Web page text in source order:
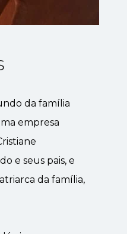
da família
empresa
e seus pais, e
da família,